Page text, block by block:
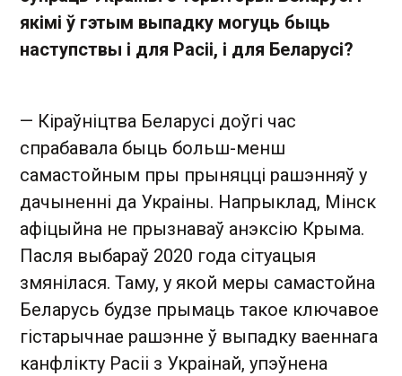
якімі ў гэтым выпадку могуць быць
наступствы і для Расіі, і для Беларусі?
— Кіраўніцтва Беларусі доўгі час
спрабавала быць больш-менш
самастойным пры прыняцці рашэнняў у
дачыненні да Украіны. Напрыклад, Мінск
афіцыйна не прызнаваў анэксію Крыма.
Пасля выбараў 2020 года сітуацыя
змянілася. Таму, у якой меры самастойна
Беларусь будзе прымаць такое ключавое
гістарычнае рашэнне ў выпадку ваеннага
канфлікту Расіі з Украінай, упэўнена